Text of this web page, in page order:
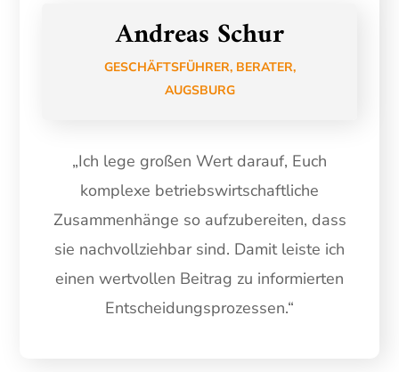
Andreas Schur
GESCHÄFTSFÜHRER, BERATER,
AUGSBURG
„Ich lege großen Wert darauf, Euch
komplexe betriebswirtschaftliche
Zusammenhänge so aufzubereiten, dass
sie nachvollziehbar sind. Damit leiste ich
einen wertvollen Beitrag zu informierten
Entscheidungsprozessen.“